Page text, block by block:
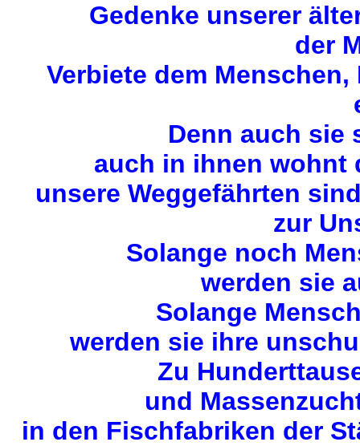
Gedenke unserer
der
Verbiete dem
Denn auch sie
auch in ihnen wohnt
unsere Weggefährten
zur
Solange noch
werden sie
Solange
werden sie ihre
Zu
und
in den Fischfabriken der